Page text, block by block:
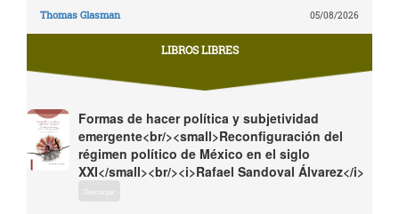
Thomas Glasman 05/08/2026
LIBROS LIBRES
Formas de hacer política y subjetividad
emergente<br/><small>Reconfiguración del
régimen político de México en el siglo
XXI</small><br/><i>Rafael Sandoval Álvarez</i>
Descargar